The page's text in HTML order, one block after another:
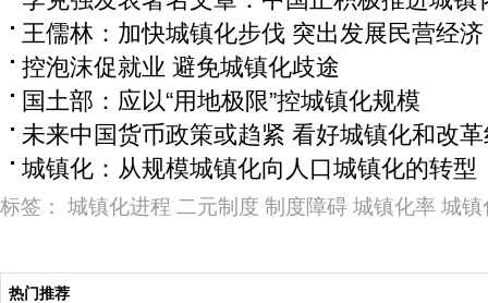
王儒林：加快城镇化步伐 突出发展民营经济
控泡沫促就业 避免城镇化歧途
国土部：应以“用地极限”控城镇化规模
未来中国货币政策或趋紧 看好城镇化和改
城镇化：从规模城镇化向人口城镇化的转型
标签： 城镇化进程 二元制度 制度障碍 城镇化率 城镇
热门推荐